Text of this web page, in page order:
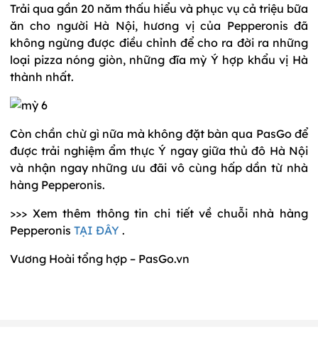
Trải qua gần 20 năm thấu hiểu và phục vụ cả triệu bữa
ăn cho người Hà Nội, hương vị của Pepperonis đã
không ngừng được điều chỉnh để cho ra đời ra những
loại pizza nóng giòn, những đĩa mỳ Ý hợp khẩu vị Hà
thành nhất.
Còn chần chừ gì nữa mà không đặt bàn qua PasGo để
được trải nghiệm ẩm thực Ý ngay giữa thủ đô Hà Nội
và nhận ngay những ưu đãi vô cùng hấp dần từ nhà
hàng Pepperonis.
>>> Xem thêm thông tin chi tiết về chuỗi nhà hàng
Pepperonis TẠI ĐÂY .
Vương Hoài tổng hợp – PasGo.vn